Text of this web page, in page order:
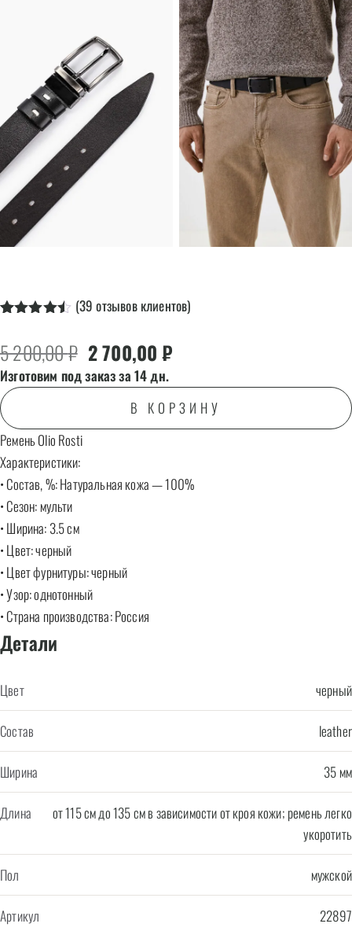
на основе
опроса
пользователей
(39 отзывов клиентов)
5 200,00₽ Первоначальная цена составляла 5
2 700,00₽
Изготовим под заказ за 14 дн.
В КОРЗИНУ
Ремень Olio Rosti
Характеристики:
• Состав, %: Натуральная кожа — 100%
• Сезон: мульти
• Ширина: 3.5 см
• Цвет: черный
• Цвет фурнитуры: черный
• Узор: однотонный
• Страна производства: Россия
Детали
Цвет черный
Состав leather
Ширина 35 мм
Длина
от 115 см до 135 см в зависимости от кроя кожи; ремень легко
укоротить
Пол мужской
Артикул 22897